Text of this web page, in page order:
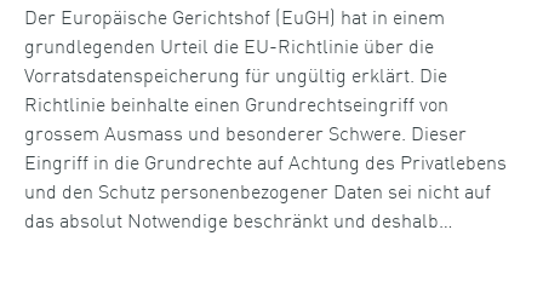
Der Europäische Gerichtshof (EuGH) hat in einem
grundlegenden Urteil die EU-Richtlinie über die
Vorratsdatenspeicherung für ungültig erklärt. Die
Richtlinie beinhalte einen Grundrechtseingriff von
grossem Ausmass und besonderer Schwere. Dieser
Eingriff in die Grundrechte auf Achtung des Privatlebens
und den Schutz personenbezogener Daten sei nicht auf
das absolut Notwendige beschränkt und deshalb…